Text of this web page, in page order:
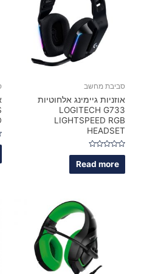
סביבת מחשב
אוזניות גיימינג אלחוטיות
LOGITECH G733
LIGHTSPEED RGB
HEADSET
Rated
out
of
Read more